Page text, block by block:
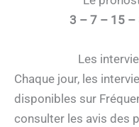
3 – 7 – 15
Les
Chaque jour, les
disponibles sur
consulter les avis des